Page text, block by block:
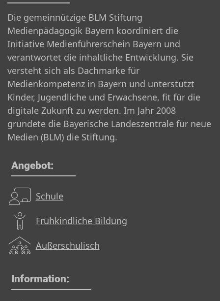
Die gemeinnützige BLM Stiftung
Medienpädagogik Bayern koordiniert die
Initiative Medienführerschein Bayern und
verantwortet die inhaltliche Entwicklung. Sie
versteht sich als Dachmarke für
Medienkompetenz in Bayern und unterstützt
Kinder, Jugendliche und Erwachsene, fit für die
digitale Zukunft zu werden. Im Jahr 2008
gründete die Bayerische Landeszentrale für neue
Medien (BLM) die Stiftung.
Angebot:
Schule
Frühkindliche Bildung
Außerschulisch
Information: